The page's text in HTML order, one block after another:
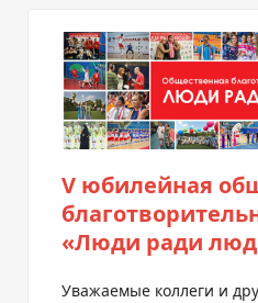
V юбилейная
«Люди ради
Уважаемые коллеги и